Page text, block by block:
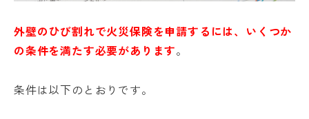
外壁のひび割れで火災保険を申請するには、いくつか
の条件を満たす必要があります。
条件は以下のとおりです。